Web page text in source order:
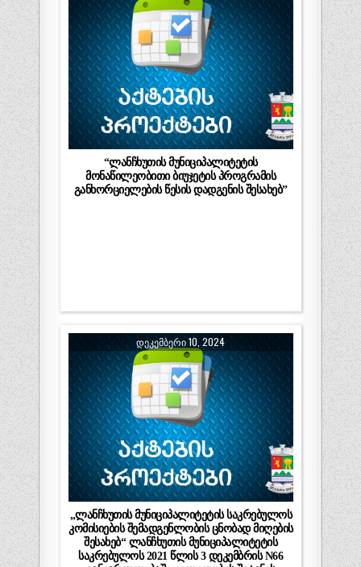
“ლანჩხუთის მუნიციპალიტეტის
მონაწილეობითი ბიუჯეტის პროგრამის
განხორციელების წესის დადგენის შესახებ”
ᲓᲔᲙᲔᲛᲑᲔᲠᲘ 10, 2024
„ლანჩხუთის მუნიციპალიტეტის საკრებულოს
კომისიების შემადგენლობის ცნობად მიღების
შესახებ“ ლანჩხუთის მუნიციპალიტეტის
საკრებულოს 2021 წლის 3 დეკემბრის N66